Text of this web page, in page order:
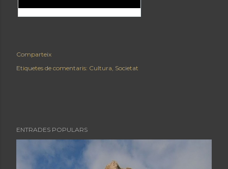
Comparteix
Etiquetes de comentaris: Cultura Societat
ENTRADES POPULARS